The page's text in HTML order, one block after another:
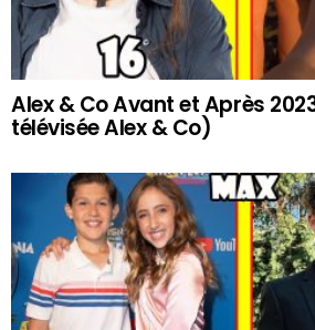
Alex & Co Avant et Après
télévisée Alex & Co)